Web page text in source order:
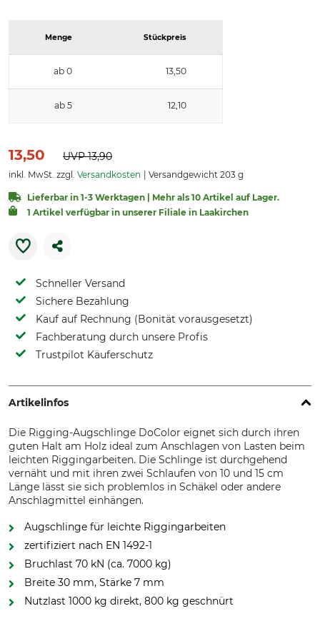
Menge Stückpreis
ab 0 13,50
ab 5 12,10
13,50 UVP13,90
inkl. MwSt. zzgl. Versandkosten Versandgewicht 203 g
Lieferbar in 1-3 Werktagen | Mehr als 10 Artikel auf Lager.
1 Artikel verfügbar in unserer Filiale in Laakirchen
Schneller Versand
Sichere Bezahlung
Kauf auf Rechnung (Bonität vorausgesetzt)
Fachberatung durch unsere Profis
Trustpilot Käuferschutz
Artikelinfos
Die Rigging-Augschlinge DoColor eignet sich durch ihren
guten Halt am Holz ideal zum Anschlagen von Lasten beim
leichten Riggingarbeiten. Die Schlinge ist durchgehend
vernäht und mit ihren zwei Schlaufen von 10 und 15 cm
Länge lässt sie sich problemlos in Schäkel oder andere
Anschlagmittel einhängen.
Augschlinge für leichte Riggingarbeiten
zertifiziert nach EN 1492-1
Bruchlast 70 kN (ca. 7000 kg)
Breite 30 mm, Stärke 7 mm
Nutzlast 1000 kg direkt, 800 kg geschnürt